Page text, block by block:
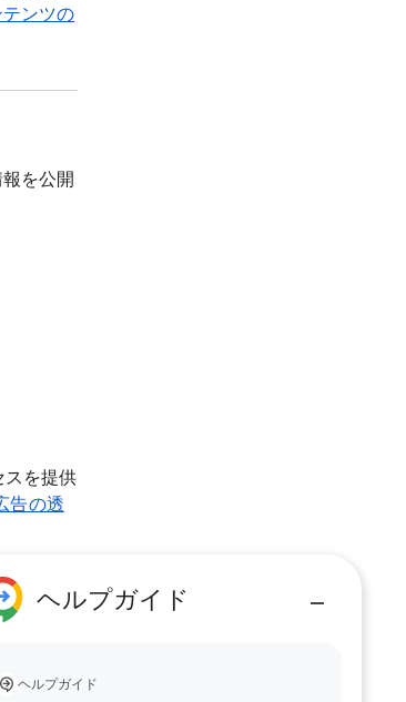
ンツの
を公開
スを提供
告の透
て」の
ている
ヘルプガイド
ヘルプガイド